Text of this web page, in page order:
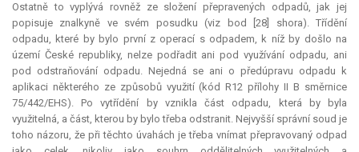
Ostatně to vyplývá rovněž ze složení přepravených odpadů, jak jej
popisuje znalkyně ve svém posudku (viz bod [28] shora). Třídění
odpadu, které by bylo první z operací s odpadem, k níž by došlo na
území České republiky, nelze podřadit ani pod využívání odpadu, ani
pod odstraňování odpadu. Nejedná se ani o předúpravu odpadu k
aplikaci některého ze způsobů využití (kód R12 přílohy II B směrnice
75/442/EHS). Po vytřídění by vznikla část odpadu, která by byla
využitelná, a část, kterou by bylo třeba odstranit. Nejvyšší správní soud je
toho názoru, že při těchto úvahách je třeba vnímat přepravovaný odpad